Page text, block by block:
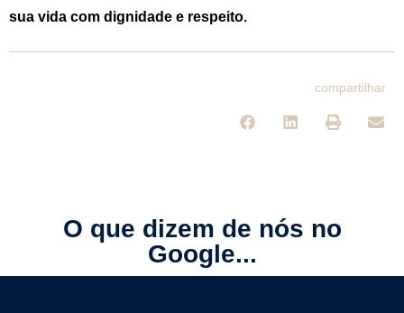
sua vida com dignidade e respeito.
compartilhar
O que dizem de nós no
Google...